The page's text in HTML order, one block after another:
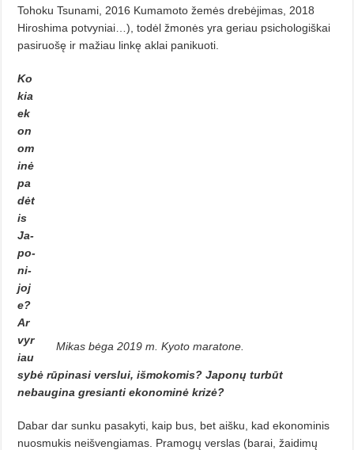
Tohoku Tsunami, 2016 Kumamoto žemės dre­bėjimas, 2018
Hiroshima potvyniai…), todėl žmonės yra geriau psicholo­giš­kai
pasiruošę ir mažiau linkę aklai panikuoti.
Mikas bėga 2019 m. Kyoto maratone.
Ko
kia
ek
on
om
inė
pa
dėt
is
Ja­
po­
ni­
joj
e?
Ar
vyr
iau
sybė rūpina­si verslui, išmokomis? Japonų turbūt
nebaugina gresianti ekonomi­nė krizė?
Dabar dar sunku pasakyti, kaip bus, bet aišku, kad ekonominis
nuosmukis neišvengiamas. Pramogų verslas (barai, žaidimų